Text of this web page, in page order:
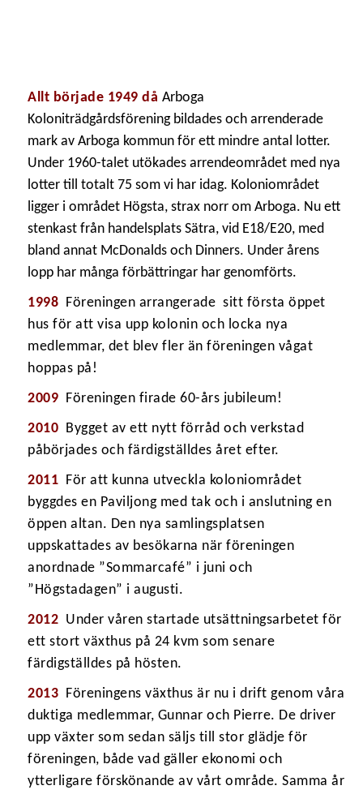
Allt började 1949 då Arboga
Koloniträdgårdsförening bildades och arrenderade
mark av Arboga kommun för ett mindre antal lotter.
Under 1960-talet utökades arrendeområdet med nya
lotter till totalt 75 som vi har idag. Koloniområdet
ligger i området Högsta, strax norr om Arboga. Nu ett
stenkast från handelsplats Sätra, vid E18/E20, med
bland annat McDonalds och Dinners. Under årens
lopp har många förbättringar har genomförts.
1998 Föreningen arrangerade sitt första öppet
hus för att visa upp kolonin och locka nya
medlemmar, det blev fler än föreningen vågat
hoppas på!
2009 Föreningen firade 60-års jubileum!
2010 Bygget av ett nytt förråd och verkstad
påbörjades och färdigställdes året efter.
2011 För att kunna utveckla koloniområdet
byggdes en Paviljong med tak och i anslutning en
öppen altan. Den nya samlingsplatsen
uppskattades av besökarna när föreningen
anordnade ”Sommarcafé” i juni och
”Högstadagen” i augusti.
2012 Under våren startade utsättningsarbetet för
ett stort växthus på 24 kvm som senare
färdigställdes på hösten.
2013 Föreningens växthus är nu i drift genom våra
duktiga medlemmar, Gunnar och Pierre. De driver
upp växter som sedan säljs till stor glädje för
föreningen, både vad gäller ekonomi och
ytterligare förskönande av vårt område. Samma år